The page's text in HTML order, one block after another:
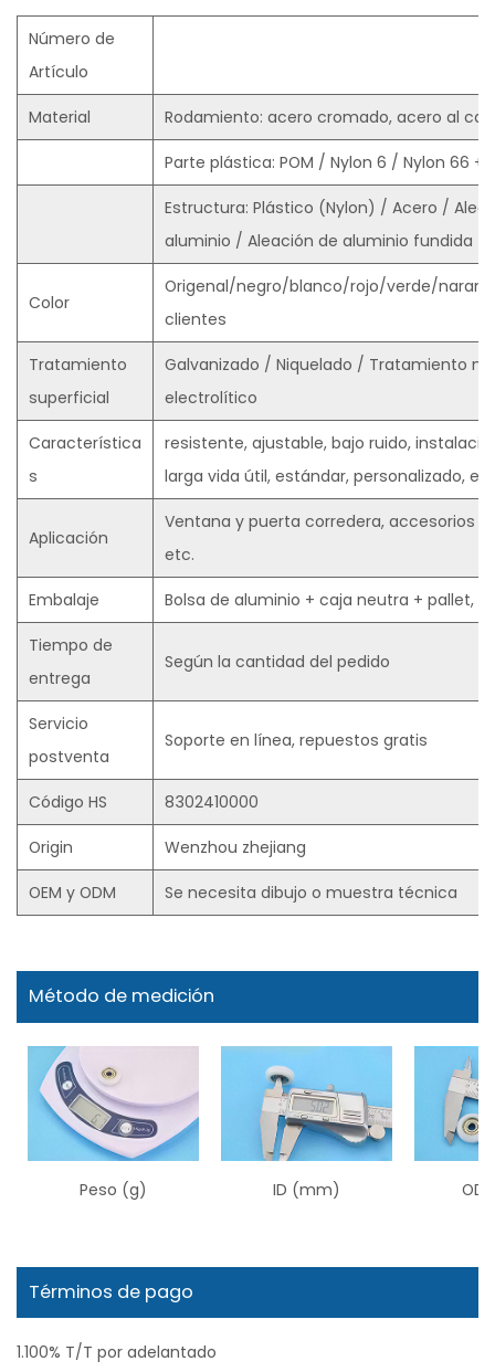
Número de
Artículo
Material Rodamiento: acero cromado, acero al
Parte plástica: POM / Nylon 6 / Nylon 66 +
Estructura: Plástico (Nylon) / Acero /
aluminio / Aleación de aluminio fundida
Color
Origenal/negro/blanco/rojo/verde/
clientes
Tratamiento
superficial
Galvanizado / Niquelado / Tratamiento
electrolítico
Característica
s
resistente, ajustable, bajo ruido,
larga vida útil, estándar, personalizado,
Aplicación
Ventana y puerta corredera, accesorios
etc.
Embalaje Bolsa de aluminio + caja neutra + pallet,
Tiempo de
entrega
Según la cantidad del pedido
Servicio
postventa
Soporte en línea, repuestos gratis
Código HS 8302410000
Origin Wenzhou zhejiang
OEM y ODM Se necesita dibujo o muestra técnica
Método de medición
Peso (g) ID (mm) OD
Términos de pago
1.100% T/T por adelantado